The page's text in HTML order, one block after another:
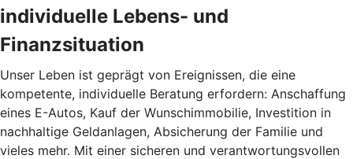
individuelle Lebens- und
Finanzsituation
Unser Leben ist geprägt von Ereignissen, die eine
kompetente, individuelle Beratung erfordern: Anschaffung
eines E-Autos, Kauf der Wunschimmobilie, Investition in
nachhaltige Geldanlagen, Absicherung der Familie und
vieles mehr. Mit einer sicheren und verantwortungsvollen